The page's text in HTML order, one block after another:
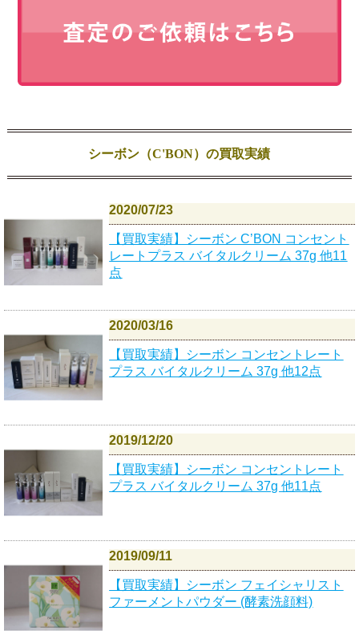
シーボン（C'BON）の買取実績
2020/07/23
【買取実績】シーボン C’BON コンセント
レートプラス バイタルクリーム 37g 他11
点
2020/03/16
【買取実績】シーボン コンセントレート
プラス バイタルクリーム 37g 他12点
2019/12/20
【買取実績】シーボン コンセントレート
プラス バイタルクリーム 37g 他11点
2019/09/11
【買取実績】シーボン フェイシャリスト
ファーメントパウダー (酵素洗顔料)